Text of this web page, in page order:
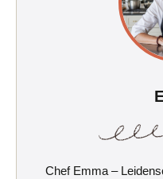
Chef Emma –